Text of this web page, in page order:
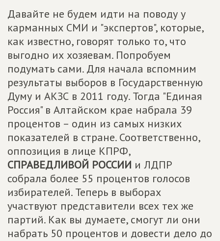
Давайте не будем идти на поводу у
карманных СМИ и "экспертов", которые,
как известно, говорят только то, что
выгодно их хозяевам. Попробуем
подумать сами. Для начала вспомним
результаты выборов в Государственную
Думу и АКЗС в 2011 году. Тогда "Единая
Россия" в Алтайском крае набрала 39
процентов – один из самых низких
показателей в стране. Соответственно,
оппозиция в лице КПРФ,
СПРАВЕДЛИВОЙ РОССИИ и ЛДПР
собрала более 55 процентов голосов
избирателей. Теперь в выборах
участвуют представители всех тех же
партий. Как вы думаете, смогут ли они
набрать 50 процентов и довести дело до